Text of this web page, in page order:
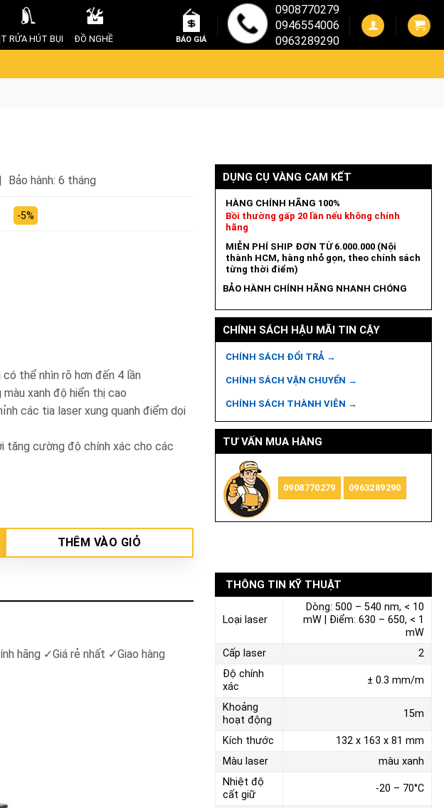
RỬA HÚT BỤI ĐỒ NGHỀ BÁO GIÁ
0908770279
0946554006
0963289290
Bảo hành: 6 tháng
-5%
thể nhìn rõ hơn đến 4 lần
xanh độ hiển thị cao
các tia laser xung quanh điểm dọi
tăng cường độ chính xác cho các
GCL 2-15 G số lượng
THÊM VÀO GIỎ
DỤNG CỤ VÀNG CAM KẾT
HÀNG CHÍNH HÃNG 100%
Bồi thường gấp 20 lần nếu không chính
hãng
MIỄN PHÍ SHIP ĐƠN TỪ 6.000.000 (Nội
thành HCM, hàng nhỏ gọn, theo chính sách
từng thời điểm)
BẢO HÀNH CHÍNH HÃNG NHANH CHÓNG
CHÍNH SÁCH HẬU MÃI TIN CẬY
CHÍNH SÁCH ĐỔI TRẢ →
CHÍNH SÁCH VẬN CHUYỂN →
CHÍNH SÁCH THÀNH VIÊN →
TƯ VẤN MUA HÀNG
0908770279 0963289290
hãng ✓Giá rẻ nhất ✓Giao hàng
THÔNG TIN KỸ THUẬT
Loại laser
Dòng: 500 – 540 nm, < 10
mW | Điểm: 630 – 650, < 1
mW
Cấp laser
2
Độ chính
xác
± 0.3 mm/m
Khoảng
hoạt động
15m
Kích thước
132 x 163 x 81 mm
Màu laser
màu xanh
Nhiệt độ
cất giữ
-20 – 70°C